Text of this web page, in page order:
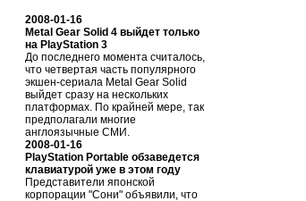
2008-01-16
Metal Gear Solid 4 выйдет только
на PlayStation 3
До последнего момента считалось,
что четвертая часть популярного
экшен-сериала Metal Gear Solid
выйдет сразу на нескольких
платформах. По крайней мере, так
предполагали многие
англоязычные СМИ.
2008-01-16
PlayStation Portable обзаведется
клавиатурой уже в этом году
Представители японской
корпорации "Сони" объявили, что